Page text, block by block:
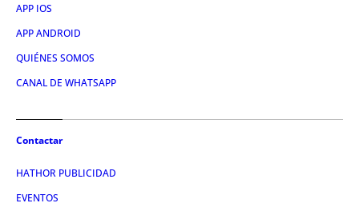
APP IOS
APP ANDROID
QUIÉNES SOMOS
CANAL DE WHATSAPP
Contactar
HATHOR PUBLICIDAD
EVENTOS